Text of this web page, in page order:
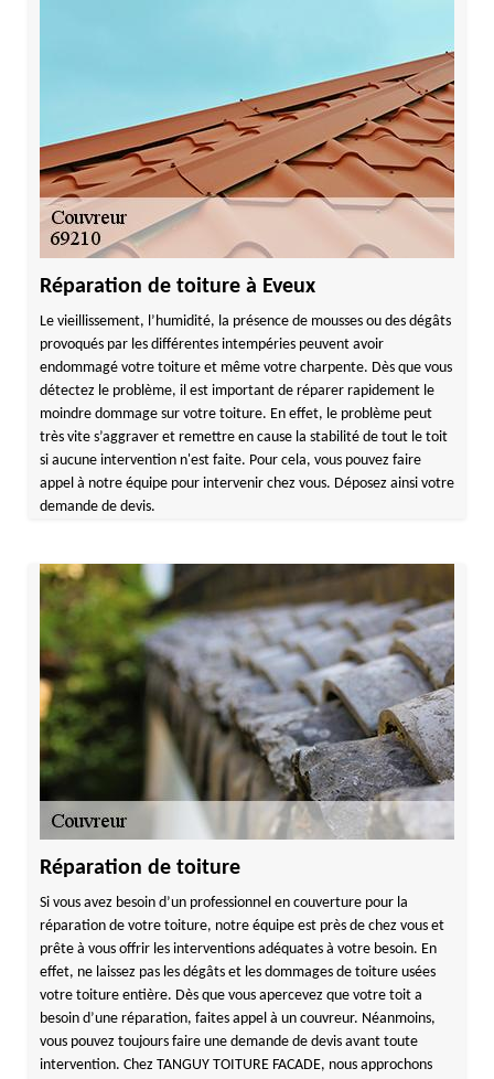
Réparation de toiture à Eveux
Le vieillissement, l’humidité, la présence de mousses ou des dégâts
provoqués par les différentes intempéries peuvent avoir
endommagé votre toiture et même votre charpente. Dès que vous
détectez le problème, il est important de réparer rapidement le
moindre dommage sur votre toiture. En effet, le problème peut
très vite s’aggraver et remettre en cause la stabilité de tout le toit
si aucune intervention n'est faite. Pour cela, vous pouvez faire
appel à notre équipe pour intervenir chez vous. Déposez ainsi votre
demande de devis.
Réparation de toiture
Si vous avez besoin d’un professionnel en couverture pour la
réparation de votre toiture, notre équipe est près de chez vous et
prête à vous offrir les interventions adéquates à votre besoin. En
effet, ne laissez pas les dégâts et les dommages de toiture usées
votre toiture entière. Dès que vous apercevez que votre toit a
besoin d’une réparation, faites appel à un couvreur. Néanmoins,
vous pouvez toujours faire une demande de devis avant toute
intervention. Chez TANGUY TOITURE FACADE, nous approchons